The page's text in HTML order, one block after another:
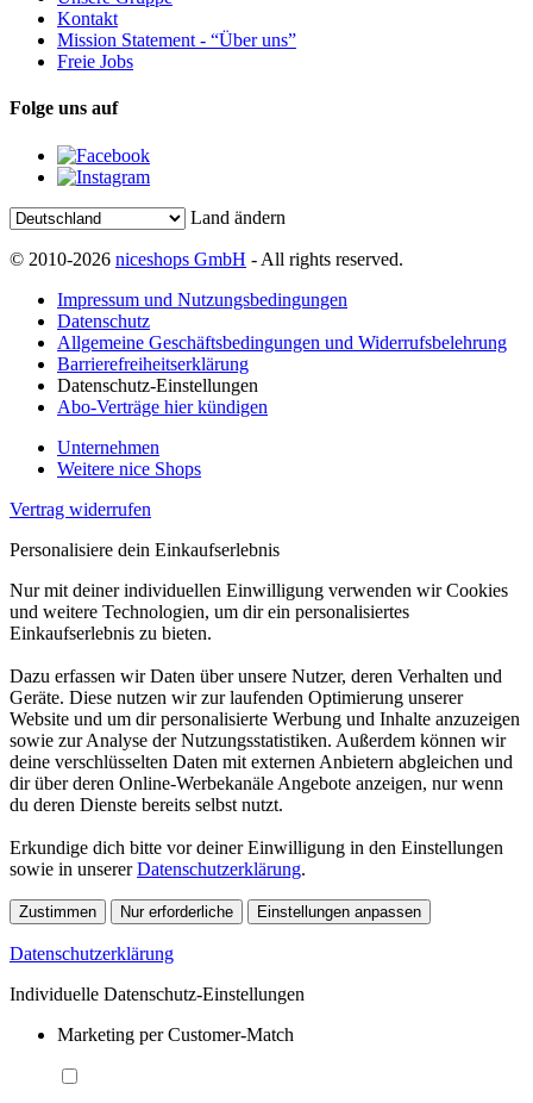
Kontakt
Mission Statement - “Über uns”
Freie Jobs
Folge uns auf
Land ändern
© 2010-2026 niceshops GmbH - All rights reserved.
Impressum und Nutzungsbedingungen
Datenschutz
Allgemeine Geschäftsbedingungen und Widerrufsbelehrung
Barrierefreiheitserklärung
Datenschutz-Einstellungen
Abo-Verträge hier kündigen
Unternehmen
Weitere nice Shops
Vertrag widerrufen
Personalisiere dein Einkaufserlebnis
Nur mit deiner individuellen Einwilligung verwenden wir Cookies
und weitere Technologien, um dir ein personalisiertes
Einkaufserlebnis zu bieten.
Dazu erfassen wir Daten über unsere Nutzer, deren Verhalten und
Geräte. Diese nutzen wir zur laufenden Optimierung unserer
Website und um dir personalisierte Werbung und Inhalte anzuzeigen
sowie zur Analyse der Nutzungsstatistiken. Außerdem können wir
deine verschlüsselten Daten mit externen Anbietern abgleichen und
dir über deren Online-Werbekanäle Angebote anzeigen, nur wenn
du deren Dienste bereits selbst nutzt.
Erkundige dich bitte vor deiner Einwilligung in den Einstellungen
sowie in unsererDatenschutzerklärung.
Zustimmen Nur erforderliche Einstellungen anpassen
Datenschutzerklärung
Individuelle Datenschutz-Einstellungen
Marketing per Customer-Match